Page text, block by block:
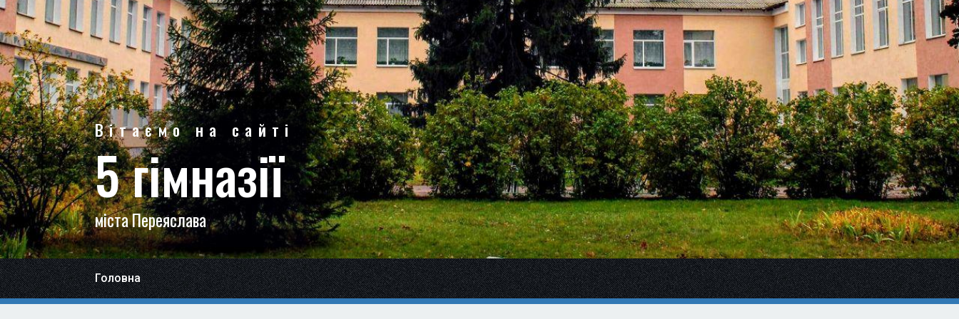
Вітаємо на сайті
5 гімназії
міста Переяслава
Головна